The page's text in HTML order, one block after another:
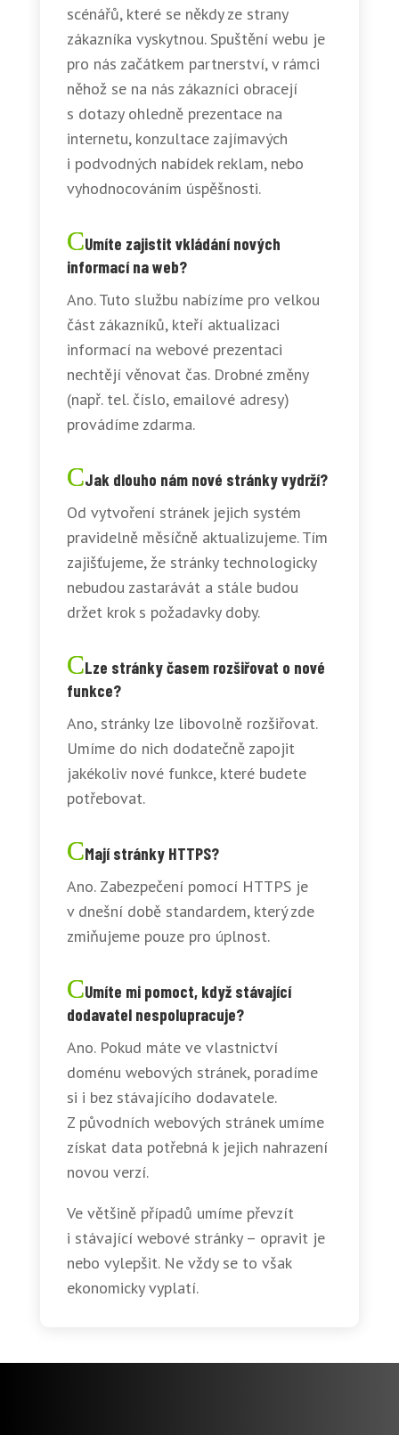
scénářů, které se někdy ze strany
zákazníka vyskytnou. Spuštění webu je
pro nás začátkem partnerství, v rámci
něhož se na nás zákazníci obracejí
s dotazy ohledně prezentace na
internetu, konzultace zajímavých
i podvodných nabídek reklam, nebo
vyhodnocováním úspěšnosti.
Umíte zajistit vkládání nových
informací na web?
Ano. Tuto službu nabízíme pro velkou
část zákazníků, kteří aktualizaci
informací na webové prezentaci
nechtějí věnovat čas. Drobné změny
(např. tel. číslo, emailové adresy)
provádíme zdarma.
Jak dlouho nám nové stránky vydrží?
Od vytvoření stránek jejich systém
pravidelně měsíčně aktualizujeme. Tím
zajišťujeme, že stránky technologicky
nebudou zastarávát a stále budou
držet krok s požadavky doby.
Lze stránky časem rozšiřovat o nové
funkce?
Ano, stránky lze libovolně rozšiřovat.
Umíme do nich dodatečně zapojit
jakékoliv nové funkce, které budete
potřebovat.
Mají stránky HTTPS?
Ano. Zabezpečení pomocí HTTPS je
v dnešní době standardem, který zde
zmiňujeme pouze pro úplnost.
Umíte mi pomoct, když stávající
dodavatel nespolupracuje?
Ano. Pokud máte ve vlastnictví
doménu webových stránek, poradíme
si i bez stávajícího dodavatele.
Z původních webových stránek umíme
získat data potřebná k jejich nahrazení
novou verzí.
Ve většině případů umíme převzít
i stávající webové stránky – opravit je
nebo vylepšit. Ne vždy se to však
ekonomicky vyplatí.